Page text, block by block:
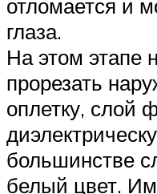
отломается и
глаза.
На этом этапе
прорезать
оплетку, слой
большинстве
белый цвет.